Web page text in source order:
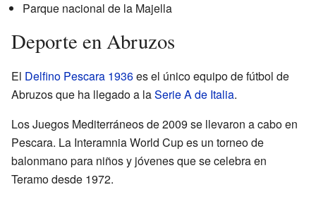
Parque nacional de la Majella
Deporte en Abruzos
El Delfino Pescara 1936es el único equipo de fútbol de
Abruzos que ha llegado a laSerie A de Italia.
Los Juegos Mediterráneos de 2009 se llevaron a cabo en
Pescara. La Interamnia World Cup es un torneo de
balonmano para niños y jóvenes que se celebra en
Teramo desde 1972.